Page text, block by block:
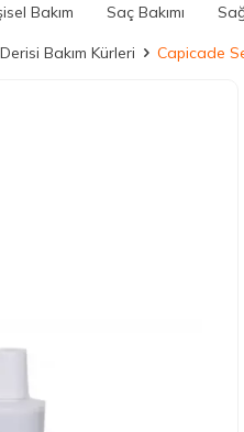
Bakım Saç Bakımı
Bakım Kürleri Capicade